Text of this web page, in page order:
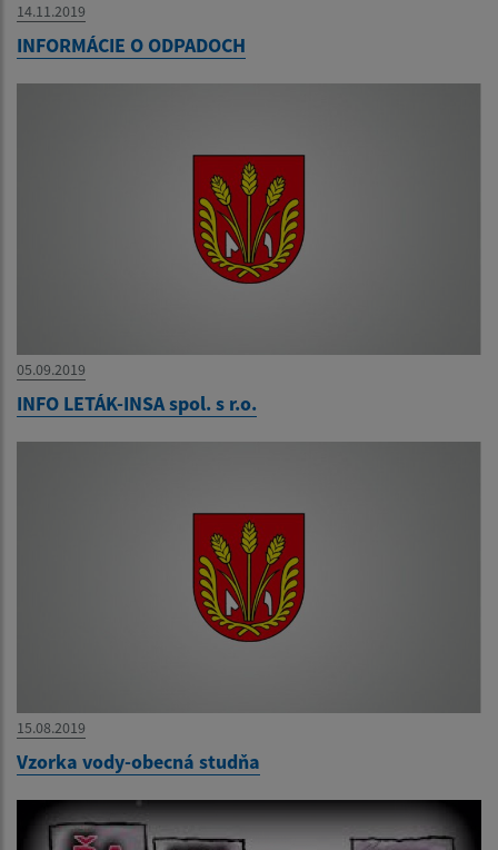
14.11.2019
INFORMÁCIE O ODPADOCH
05.09.2019
INFO LETÁK-INSA spol. s r.o.
15.08.2019
Vzorka vody-obecná studňa